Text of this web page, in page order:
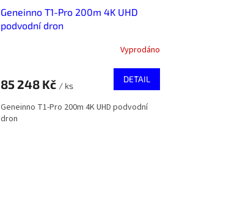
Geneinno T1-Pro 200m 4K UHD
podvodní dron
Vyprodáno
85 248 Kč / ks
DETAIL
Geneinno T1-Pro 200m 4K UHD podvodní
dron